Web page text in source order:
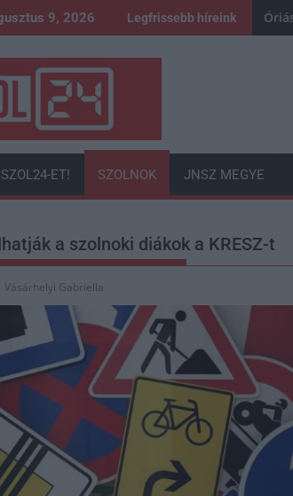
9, 2026 Legfrissebb híreink
ET! SZOLNOK JNSZ MEGYE
a szolnoki diákok a KRESZ-t
Vásárhelyi Gabriella